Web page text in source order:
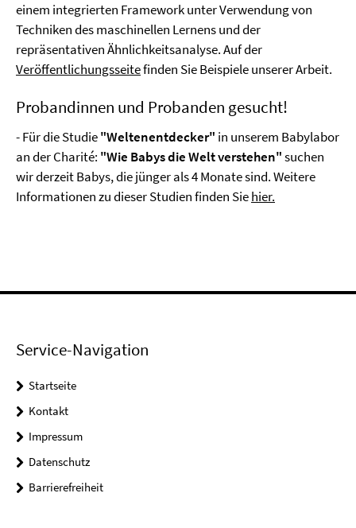
einem integrierten Framework unter Verwendung von
Techniken des maschinellen Lernens und der
repräsentativen Ähnlichkeitsanalyse. Auf der
Veröffentlichungsseitefinden Sie Beispiele unserer Arbeit.
Probandinnen und Probanden gesucht!
- Für die Studie"Weltenentdecker" in unserem Babylabor
an der Charité: "Wie Babys die Welt verstehen"suchen
wir derzeit Babys, die jünger als 4 Monate sind. Weitere
Informationen zu dieser Studien finden Siehier.
Service-Navigation
Startseite
Kontakt
Impressum
Datenschutz
Barrierefreiheit